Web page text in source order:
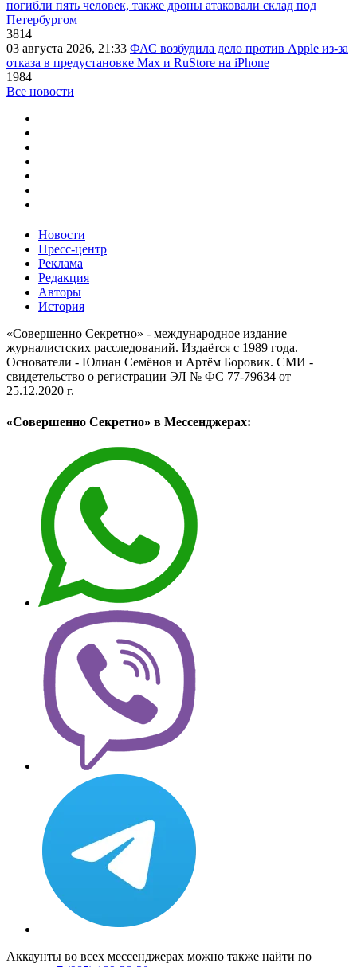
погибли пять человек, также дроны атаковали склад под
Петербургом
3814
03 августа 2026, 21:33 ФАС возбудила дело против Apple из-за
отказа в предустановке Max и RuStore на iPhone
1984
Все новости
Новости
Пресс-центр
Реклама
Редакция
Авторы
История
«Совершенно Секретно» - международное издание
журналистских расследований. Издаётся с 1989 года.
Основатели - Юлиан Семёнов и Артём Боровик. CМИ -
свидетельство о регистрации ЭЛ № ФС 77-79634 от
25.12.2020 г.
«Совершенно Секретно» в Мессенджерах:
Аккаунты во всех мессенджерах можно также найти по